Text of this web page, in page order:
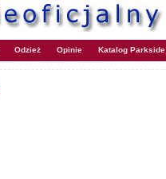
Odzież Opinie Katalog Parkside